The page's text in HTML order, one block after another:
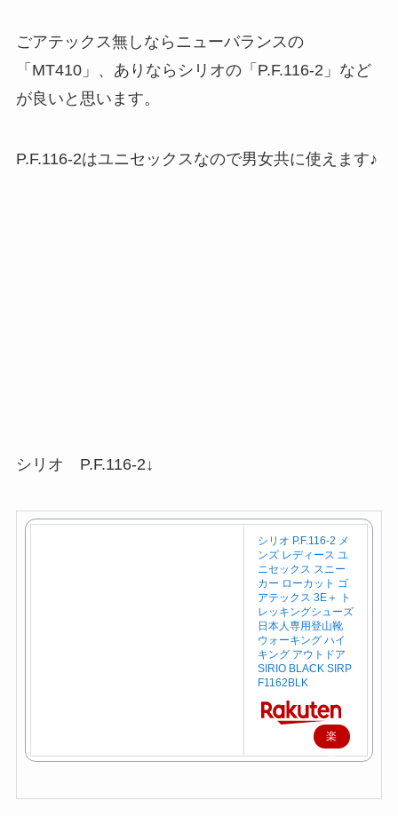
ごアテックス無しならニューバランスの
「MT410」、ありならシリオの「P.F.116-2」など
が良いと思います。
P.F.116-2はユニセックスなので男女共に使えます♪
シリオ P.F.116-2↓
シリオ P.F.116-2 メ
ンズ レディース ユ
ニセックス スニー
カー ローカット ゴ
アテックス 3E＋ ト
レッキングシューズ
日本人専用登山靴
ウォーキング ハイ
キング アウトドア
SIRIO BLACK SIRP
F1162BLK
楽
天